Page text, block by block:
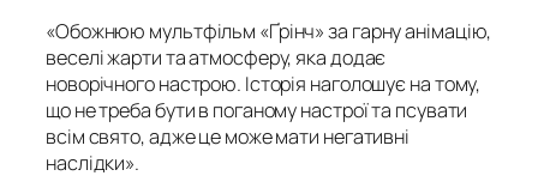
«Обожнюю мультфільм «Ґрінч» за гарну анімацію,
веселі жарти та атмосферу, яка додає
новорічного настрою. Історія наголошує на тому,
що не треба бути в поганому настрої та псувати
всім свято, адже це може мати негативні
наслідки».